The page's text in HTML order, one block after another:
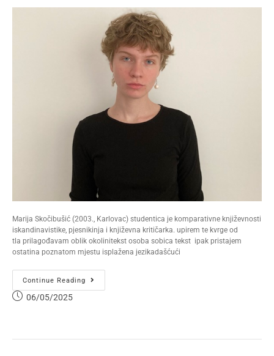
Marija Skočibušić (2003., Karlovac) studentica je komparativne književnosti
iskandinavistike, pjesnikinja i književna kritičarka. upirem te kvrge od
tla prilagođavam oblik okolinitekst osoba sobica tekst ipak pristajem
ostatina poznatom mjestu isplažena jezikadašćući
Continue Reading
06/05/2025